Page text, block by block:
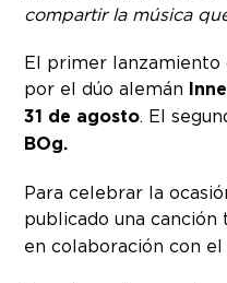
compartir la música
El primer lanzamiento
por el dúo alemán
31 de agosto. El
BOg.
Para celebrar la
publicado una canción
en colaboración con